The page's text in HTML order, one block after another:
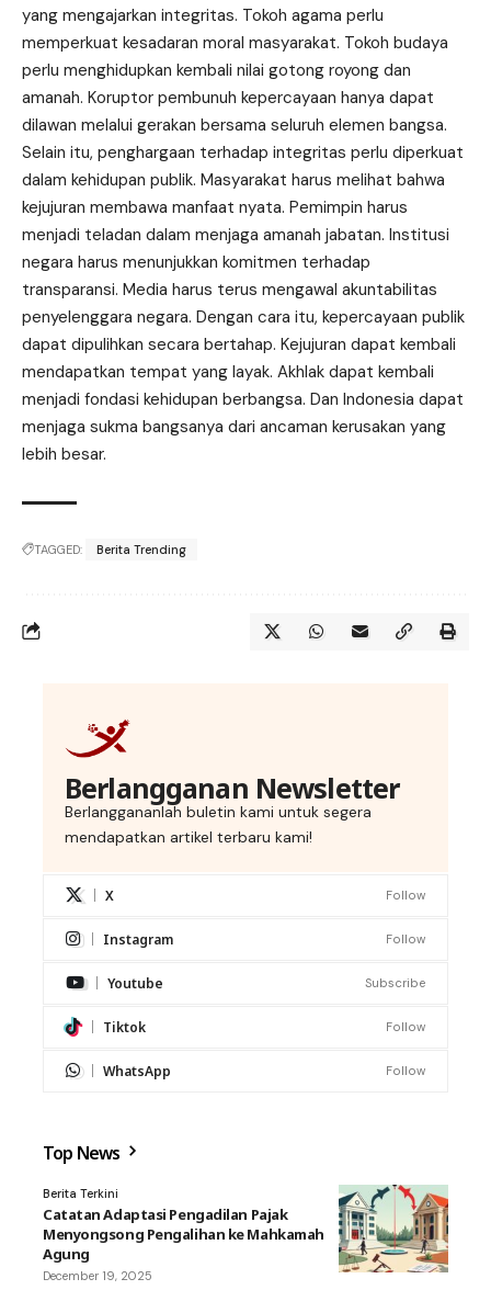
yang mengajarkan integritas. Tokoh agama perlu
memperkuat kesadaran moral masyarakat. Tokoh budaya
perlu menghidupkan kembali nilai gotong royong dan
amanah. Koruptor pembunuh kepercayaan hanya dapat
dilawan melalui gerakan bersama seluruh elemen bangsa.
Selain itu, penghargaan terhadap integritas perlu diperkuat
dalam kehidupan publik. Masyarakat harus melihat bahwa
kejujuran membawa manfaat nyata. Pemimpin harus
menjadi teladan dalam menjaga amanah jabatan. Institusi
negara harus menunjukkan komitmen terhadap
transparansi. Media harus terus mengawal akuntabilitas
penyelenggara negara. Dengan cara itu, kepercayaan publik
dapat dipulihkan secara bertahap. Kejujuran dapat kembali
mendapatkan tempat yang layak. Akhlak dapat kembali
menjadi fondasi kehidupan berbangsa. Dan Indonesia dapat
menjaga sukma bangsanya dari ancaman kerusakan yang
lebih besar.
TAGGED: Berita Trending
Berlangganan Newsletter
Berlanggananlah buletin kami untuk segera
mendapatkan artikel terbaru kami!
X Follow
Instagram Follow
Youtube Subscribe
Tiktok Follow
WhatsApp Follow
Top News
Berita Terkini
Catatan Adaptasi Pengadilan Pajak
Menyongsong Pengalihan ke Mahkamah
Agung
December 19, 2025